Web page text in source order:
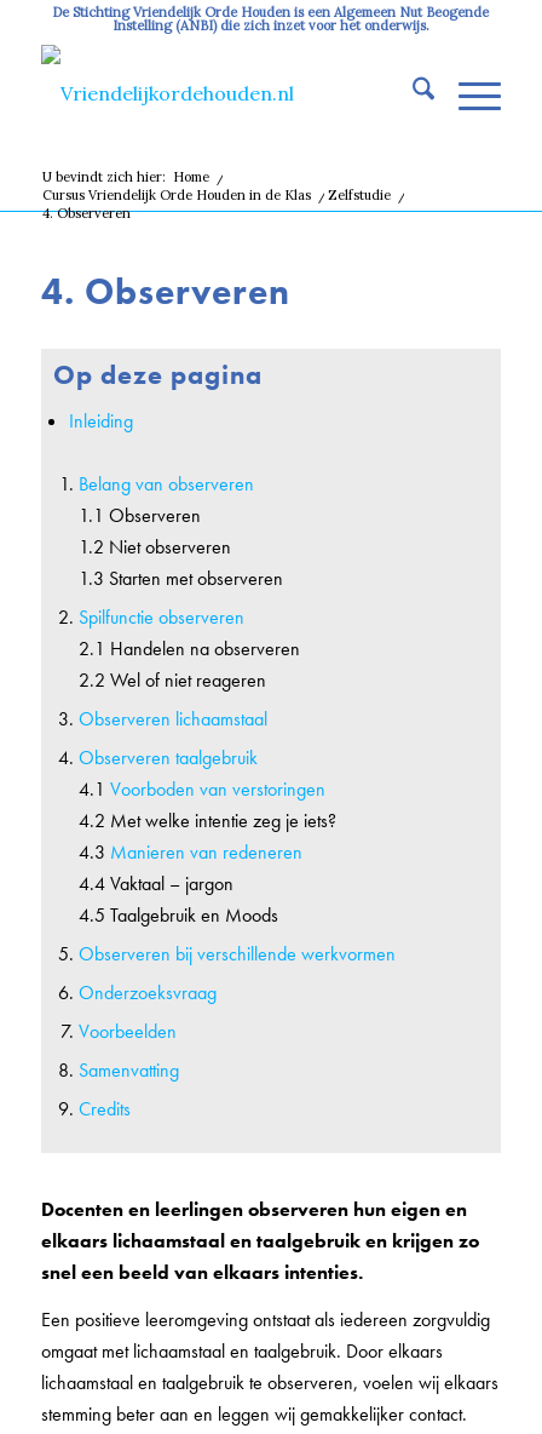
De Stichting Vriendelijk Orde Houden is een Algemeen Nut Beogende
Instelling (ANBI) die zich inzet voor het onderwijs.
U bevindt zich hier: Home
/
Cursus Vriendelijk Orde Houden in de Klas
/ Zelfstudie
/
4. Observeren
4. Observeren
Op deze pagina
Inleiding
Belang van observeren
1.1 Observeren
1.2 Niet observeren
1.3 Starten met observeren
Spilfunctie observeren
2.1 Handelen na observeren
2.2 Wel of niet reageren
Observeren lichaamstaal
Observeren taalgebruik
4.1 Voorboden van verstoringen
4.2 Met welke intentie zeg je iets?
4.3 Manieren van redeneren
4.4 Vaktaal – jargon
4.5 Taalgebruik en Moods
Observeren bij verschillende werkvormen
Onderzoeksvraag
Voorbeelden
Samenvatting
Credits
Docenten en leerlingen observeren hun eigen en
elkaars lichaamstaal en taalgebruik en krijgen zo
snel een beeld van elkaars intenties.
Een positieve leeromgeving ontstaat als iedereen zorgvuldig
omgaat met lichaamstaal en taalgebruik. Door elkaars
lichaamstaal en taalgebruik te observeren, voelen wij elkaars
stemming beter aan en leggen wij gemakkelijker contact.